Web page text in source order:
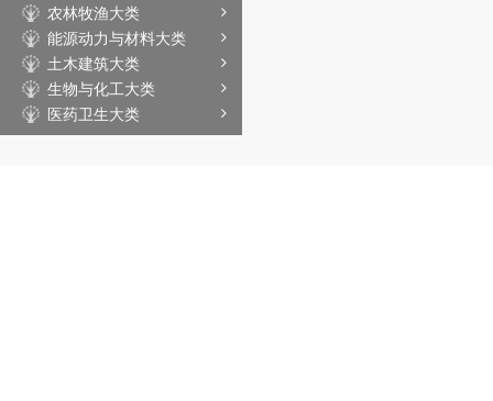
农林牧渔大类
能源动力与材料大类
土木建筑大类
生物与化工大类
医药卫生大类